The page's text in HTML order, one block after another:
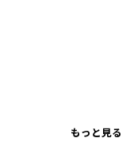
もっと見る